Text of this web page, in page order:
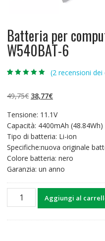
Batteria per
W540BAT-6
base di
recensioni
(2 recensioni dei
49,75€ Il
originale
era:
49,75€.
38,77€Il
attuale
è:
38,77€.
Tensione: 11.1V
Capacità: 4400mAh (48.84Wh)
Tipo di batteria: Li-ion
Specifiche:nuova originale
Colore batteria: nero
Garanzia: un anno
Batteria
Aggiungi al